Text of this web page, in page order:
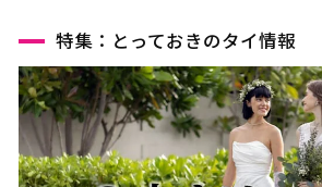
特集：とっておきのタイ情報